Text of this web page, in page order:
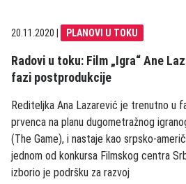
20.11.2020 PLANOVI U TOKU
Radovi u toku: Film „Igra“ Ane
fazi postprodukcije
Rediteljka Ana Lazarević je trenutno u
prvenca na planu dugometražnog
(The Game), i nastaje kao srpsko-
jednom od konkursa Filmskog centra
izborio je podršku za razvoj